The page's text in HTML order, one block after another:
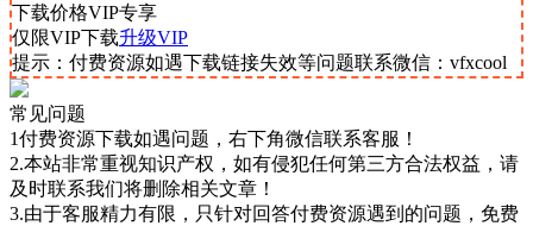
下载价格VIP专享
仅限VIP下载升级VIP
提示：付费资源如遇下载链接失效等问题联系微信：vfxcool
常见问题
1付费资源下载如遇问题，右下角微信联系客服！
2.本站非常重视知识产权，如有侵犯任何第三方合法权益，请
及时联系我们将删除相关文章！
3.由于客服精力有限，只针对回答付费资源遇到的问题，免费